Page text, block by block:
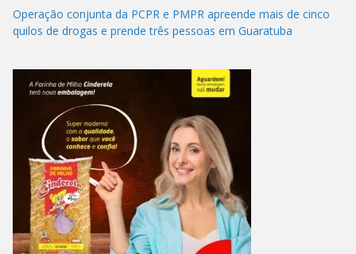
Operação conjunta da PCPR e PMPR apreende mais de cinco
quilos de drogas e prende três pessoas em Guaratuba